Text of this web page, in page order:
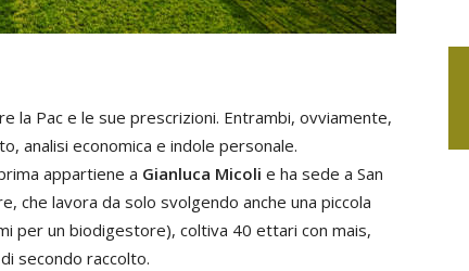
la Pac e le sue prescrizioni. Entrambi, ovviamente,
analisi economica e indole personale.
appartiene a Gianluca Micoli e ha sede a San
che lavora da solo svolgendo anche una piccola
per un biodigestore), coltiva 40 ettari con mais,
secondo raccolto.